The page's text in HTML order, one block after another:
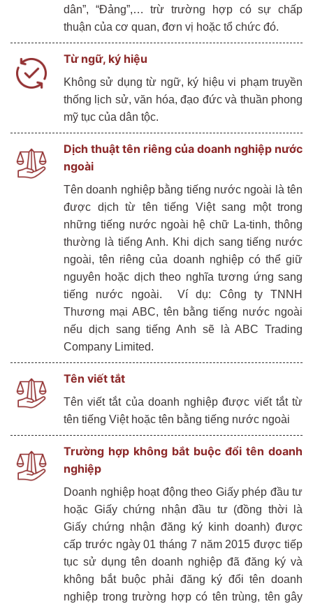
dân”, “Đảng”,… trừ trường hợp có sự chấp
thuận của cơ quan, đơn vị hoặc tổ chức đó.
Từ ngữ, ký hiệu
Không sử dụng từ ngữ, ký hiệu vi phạm truyền
thống lịch sử, văn hóa, đạo đức và thuần phong
mỹ tục của dân tộc.
Dịch thuật tên riêng của doanh nghiệp nước
ngoài
Tên doanh nghiệp bằng tiếng nước ngoài là tên
được dịch từ tên tiếng Việt sang một trong
những tiếng nước ngoài hệ chữ La-tinh, thông
thường là tiếng Anh. Khi dịch sang tiếng nước
ngoài, tên riêng của doanh nghiệp có thể giữ
nguyên hoặc dịch theo nghĩa tương ứng sang
tiếng nước ngoài. Ví dụ: Công ty TNNH
Thương mại ABC, tên bằng tiếng nước ngoài
nếu dịch sang tiếng Anh sẽ là ABC Trading
Company Limited.
Tên viết tắt
Tên viết tắt của doanh nghiệp được viết tắt từ
tên tiếng Việt hoặc tên bằng tiếng nước ngoài
Trường hợp không bắt buộc đổi tên doanh
nghiệp
Doanh nghiệp hoạt động theo Giấy phép đầu tư
hoặc Giấy chứng nhận đầu tư (đồng thời là
Giấy chứng nhận đăng ký kinh doanh) được
cấp trước ngày 01 tháng 7 năm 2015 được tiếp
tục sử dụng tên doanh nghiệp đã đăng ký và
không bắt buộc phải đăng ký đổi tên doanh
nghiệp trong trường hợp có tên trùng, tên gây